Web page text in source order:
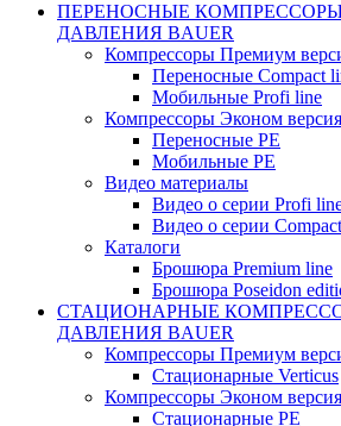
ПЕРЕНОСНЫЕ
ДАВЛЕНИЯ BAUER
Компрессоры Премиум
Переносные Compact
Мобильные Profi line
Компрессоры Эконом
Переносные PE
Мобильные PE
Видео материалы
Видео о серии Profi
Видео о серии
Каталоги
Брошюра Premium line
Брошюра Poseidon
СТАЦИОНАРНЫЕ
ДАВЛЕНИЯ BAUER
Компрессоры Премиум
Стационарные Verticus
Компрессоры Эконом
Стационарные PE